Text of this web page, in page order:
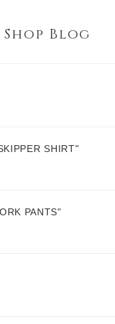
Shop Blog
SHIRT"
PANTS"